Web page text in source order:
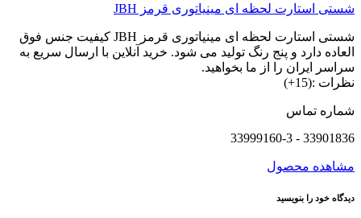
شستی استارت لحظه ای مینیاتوری قرمز JBH
شستی استارت لحظه ای مینیاتوری قرمز JBH کیفیت جنس فوق
العاده دارد و پنج رنگ تولید می شود. خرید آنلاین با ارسال سریع به
سراسر ایران را از ما بخواهید.
نظرات :(15+)
شماره تماس
33901836 - 33999160-3
مشاهده محصول
دیدگاه خود را بنویسید